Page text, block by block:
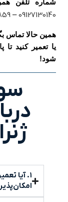
شماره تلفن
09127130140
–
همین حالا تماس
یا تعمیر کنید
شود!